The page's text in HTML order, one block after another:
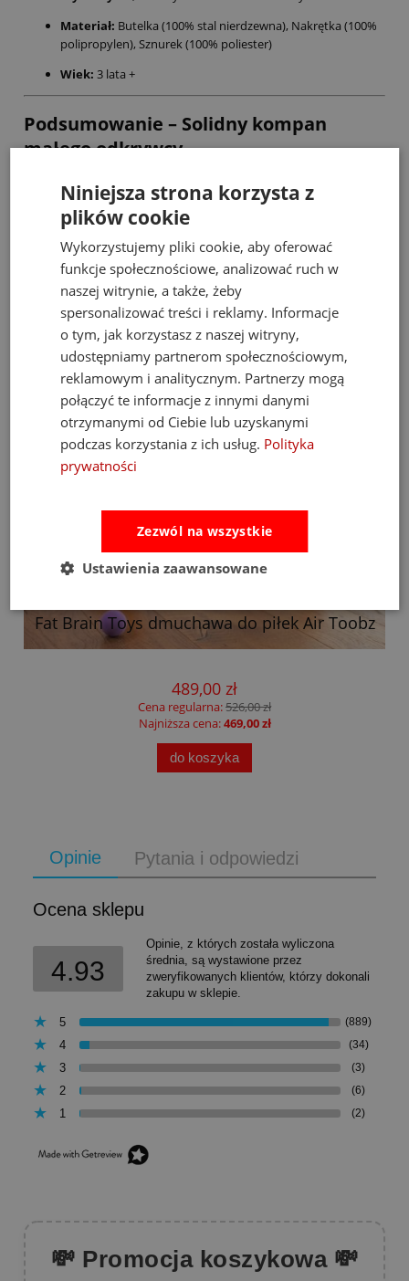
Materiał: Butelka (100% stal nierdzewna), Nakrętka (100%
polipropylen), Sznurek (100% poliester)
Wiek: 3 lata +
Podsumowanie – Solidny kompan
małego odkrywcy
Bidon Trixie z motywem pingwinka to inwestycja w zdrowie
dziecka i ochronę planety. Solidna stalowa obudowa sprawia, że to
zakup na lata, a uroczy Mr. Penguin z pewnością zachęci każdego
malucha do regularnego sięgania po wodę.
Bestsellery
Fat Brain Toys dmuchawa do piłek Air Toobz
489,00 zł
Cena regularna:526,00 zł
Najniższa cena:469,00 zł
do koszyka
Opinie Pytania i odpowiedzi
Ocena sklepu
4.93
Opinie, z których została wyliczona
średnia, są wystawione przez
zweryfikowanych klientów, którzy dokonali
zakupu w sklepie.
5 (889)
4 (34)
3 (3)
2 (6)
1 (2)
💸 Promocja koszykowa 💸
Niniejsza strona korzysta z
plików cookie
Wykorzystujemy pliki cookie, aby oferować
funkcje społecznościowe, analizować ruch w
naszej witrynie, a także, żeby
spersonalizować treści i reklamy. Informacje
o tym, jak korzystasz z naszej witryny,
udostępniamy partnerom społecznościowym,
reklamowym i analitycznym. Partnerzy mogą
połączyć te informacje z innymi danymi
otrzymanymi od Ciebie lub uzyskanymi
podczas korzystania z ich usług. Polityka
prywatności
Zezwól na wszystkie
Ustawienia zaawansowane